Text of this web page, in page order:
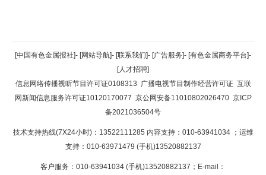
返回顶部
返回首页
[中国有色金属报社]- [网站导航]- [联系我们]- [广告服务]- [有色金属商务平台]-
[人才招聘]
信息网络传播视听节目许可证0108313 广播电视节目制作经营许可证 互联
网新闻信息服务许可证10120170077 京公网安备11010802026470 京ICP
备2021036504号
技术支持热线(7X24小时)：13522111285 内容支持：010-63941034 ；运维
支持：010-63971479 (手机)13520882137
客户服务：010-63941034 (手机)13520882137；E-mail：